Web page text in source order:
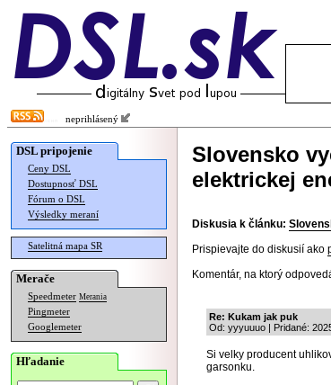
neprihlásený
DSL pripojenie
Ceny DSL
Dostupnosť DSL
Fórum o DSL
Výsledky meraní
Satelitná mapa SR
Merače
Speedmeter Merania
Pingmeter
Googlemeter
Hľadanie
Slovensko
elektrickej
Diskusia k článku:
Prispievajte do diskusií ako
Komentár, na ktorý
Re: Kukam jak puk
Od: yyyuuuo | Pridané:
Si velky producent
garsonku.